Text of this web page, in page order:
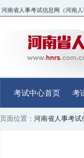
河南省人事考试信息网（河南
考试中心首页 考
页面位置： 河南省人事考试